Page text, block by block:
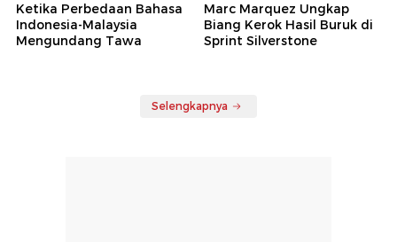
Ketika Perbedaan Bahasa
Indonesia-Malaysia
Mengundang Tawa
Marc Marquez Ungkap
Biang Kerok Hasil Buruk di
Sprint Silverstone
Selengkapnya